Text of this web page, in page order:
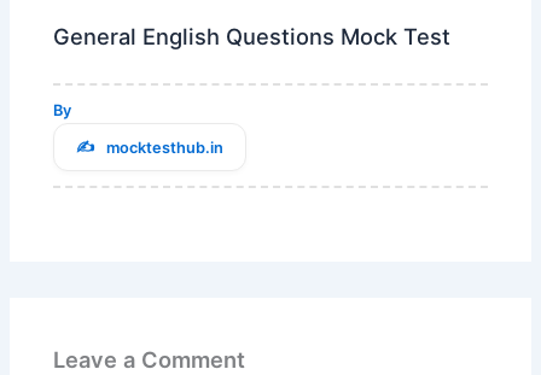
General English Questions Mock Test
By
mocktesthub.in
Leave a Comment